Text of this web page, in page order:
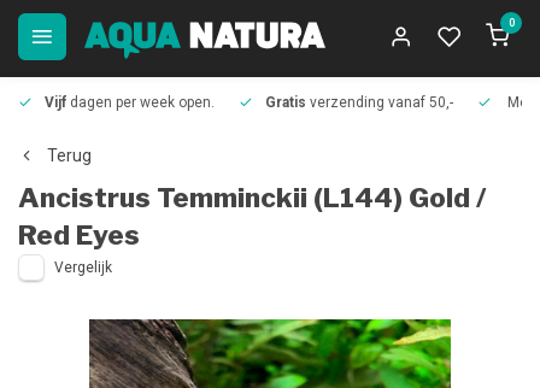
0
Vijf dagen per week open. Gratis verzending vanaf 50,-
Terug
Ancistrus Temminckii (L144) Gold /
Red Eyes
Vergelijk